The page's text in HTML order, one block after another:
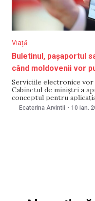
Viață
Buletinul, pașaportul
când moldovenii vor
Serviciile electronice vor
Cabinetul de miniștri a
conceptul pentru
intermediul acesteia,
Ecaterina Arvintii - 10 ian.